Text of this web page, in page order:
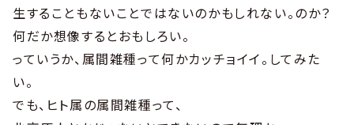
生することもないことではないのかもしれない。のか？
何だか想像するとおもしろい。
っていうか、属間雑種って何かカッチョイイ。してみた
い。
でも、ヒト属の属間雑種って、